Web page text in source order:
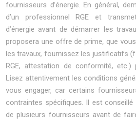
fournisseurs d’énergie. En général,
d’un professionnel RGE et
d’énergie avant de démarrer les
proposera une offre de prime, que
les travaux, fournissez les justificatifs
RGE, attestation de conformité, etc.)
Lisez attentivement les conditions
vous engager, car certains
contraintes spécifiques. Il est
de plusieurs fournisseurs avant de